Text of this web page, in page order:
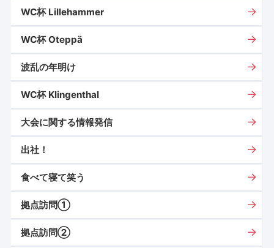
WC杯 Lillehammer
WC杯 Oteppä
波乱の年明け
WC杯 Klingenthal
大会に関する情報発信
出社！
食べて寝て笑う
拠点訪問①
拠点訪問②